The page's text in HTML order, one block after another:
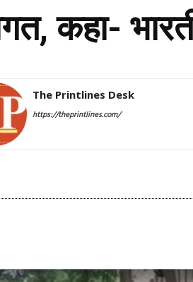
कहा-
The Printlines Desk
https://theprintlines.com/